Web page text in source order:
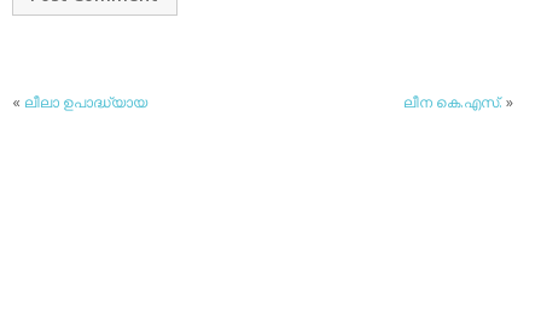
« ലീലാ ഉപാദ്ധ്യായ ലീന കെ.എസ്.»